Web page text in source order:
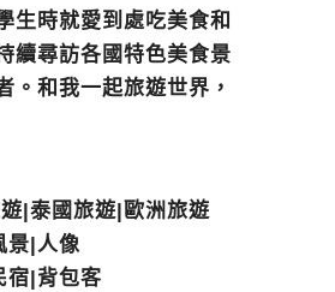
生時就愛到處吃美食和
續尋訪各國特色美食景
。和我一起旅遊世界，
|泰國旅遊|歐洲旅遊
景|人像
宿|背包客